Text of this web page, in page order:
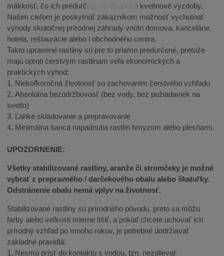
mäkkosť, čo ich predurčuje na dlhodobé kvetinové výzdoby.
Našim cieľom je poskytnúť zákazníkom možnosť vychutnať
výhody skutočnej prírodnej záhrady vnútri domova, kancelárie,
hotela, reštaurácie alebo i obchodného centra.
Takto upravené rastliny sú pre to priamo predurčené, pretože
majú oproti čerstvým rastlinám veľa ekonomických a
praktických výhod:
1. Niekoľkoročná životnosť so zachovaním čerstvého vzhľadu
2. Absolútna bezúdržbovosť (bez vody, bez požiadaviek na
svetlo)
3. Ľahké skladovanie a prepravovanie
4. Minimálna šanca napadnutia rastlín hmyzom alebo plesňami.
UPOZORNENIE:
Všetky stabilizované rastliny, aranže či stromčeky je možné
vybrať z prepravného / darčekového obalu alebo škatuľky.
Odstránenie obalu nemá vplyv na životnosť.
Stabilizované rastliny sú prírodného pôvodu, preto sa môžu
farby alebo veľkosti mierne líšiť, a pokiaľ chcete uchovať ich
prírodný vzhľad po mnoho rokov, je potrebné dodržiavať
základné pravidlá:
1. Nesmú prísť do kontaktu s vodou, tzn. nezalievať